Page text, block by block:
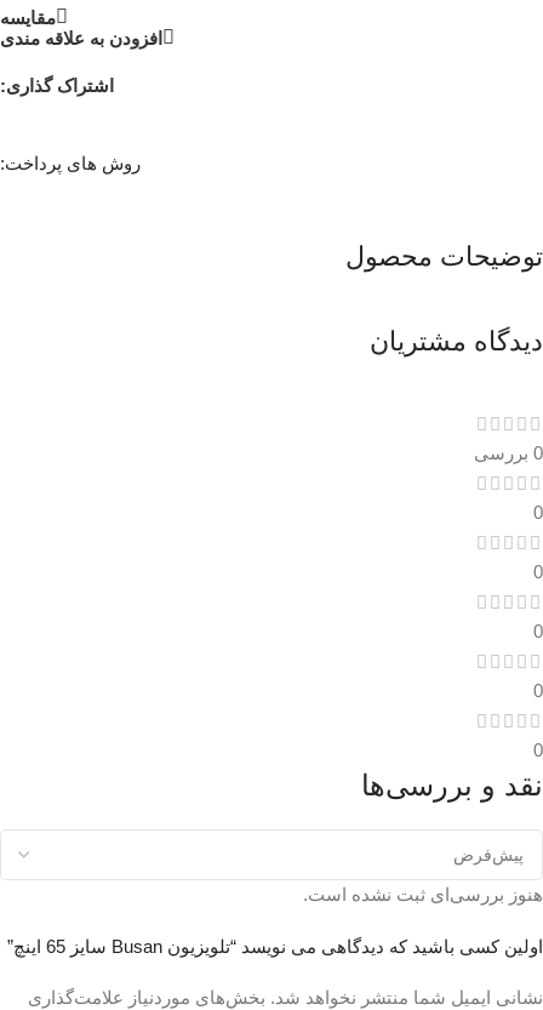
مقايسه
افزودن به علاقه مندی
اشتراک گذاری:
روش های پرداخت:
توضیحات محصول
دیدگاه مشتریان
0 بررسی
0
0
0
0
0
نقد و بررسی‌ها
هنوز بررسی‌ای ثبت نشده است.
اولین کسی باشید که دیدگاهی می نویسد “تلویزیون Busan سایز 65 اینچ”
نشانی ایمیل شما منتشر نخواهد شد. بخش‌های موردنیاز علامت‌گذاری